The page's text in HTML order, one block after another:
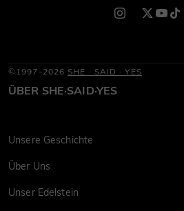
©1997-2026 SHE · SAID · YES
ÜBER SHE·SAID·YES
Unsere Geschichte
Über Uns
Unser Edelstein